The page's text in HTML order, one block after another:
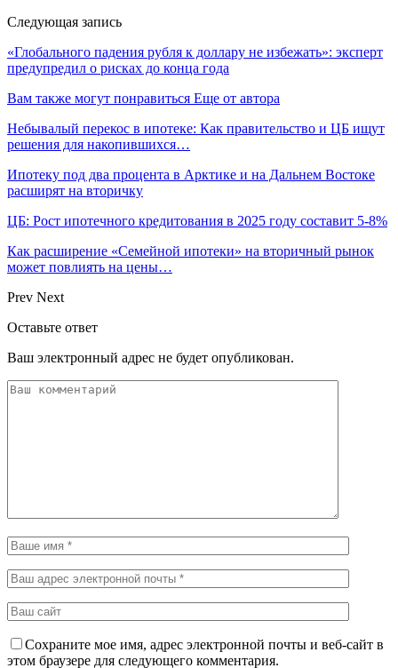
Следующая запись
«Глобального падения рубля к доллару не избежать»: эксперт
предупредил о рисках до конца года
Вам также могут понравиться Еще от автора
Небывалый перекос в ипотеке: Как правительство и ЦБ ищут
решения для накопившихся…
Ипотеку под два процента в Арктике и на Дальнем Востоке
расширят на вторичку
ЦБ: Рост ипотечного кредитования в 2025 году составит 5-8%
Как расширение «Семейной ипотеки» на вторичный рынок
может повлиять на цены…
Prev Next
Оставьте ответ
Ваш электронный адрес не будет опубликован.
Сохраните мое имя, адрес электронной почты и веб-сайт в
этом браузере для следующего комментария.